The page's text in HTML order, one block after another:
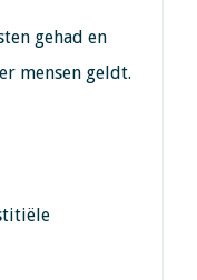
gehad en
mensen geldt.